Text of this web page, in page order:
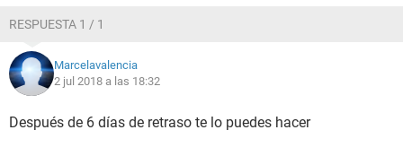
RESPUESTA 1 / 1
Marcelavalencia
2 jul 2018 a las 18:32
Después de 6 días de retraso te lo puedes hacer